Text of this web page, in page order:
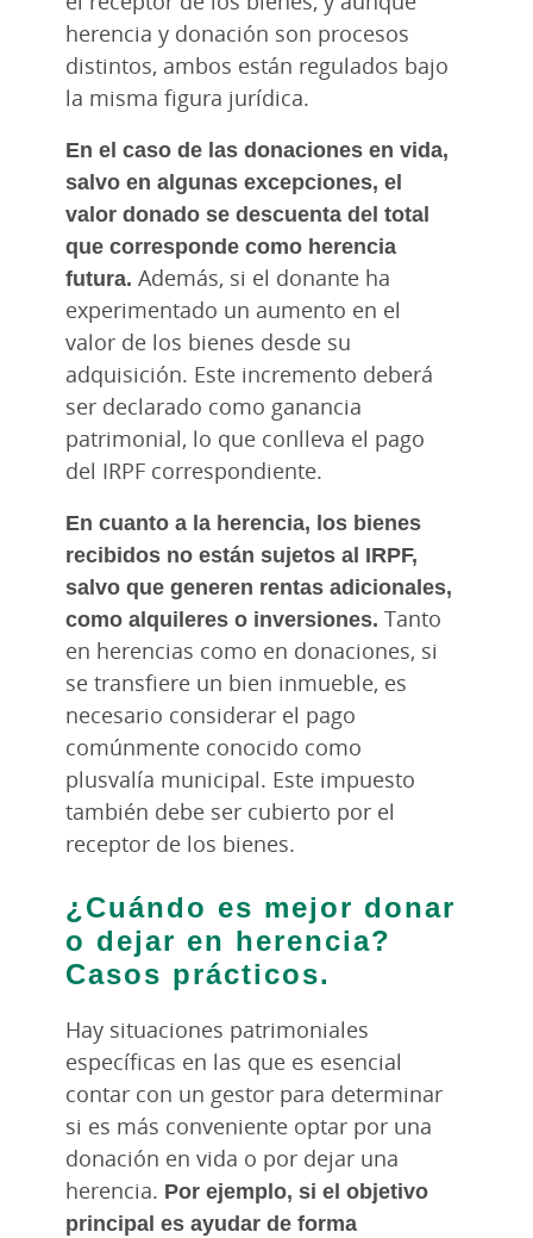
herencia y donación son procesos
distintos, ambos están regulados bajo
la misma figura jurídica.
En el caso de las donaciones en vida,
salvo en algunas excepciones, el
valor donado se descuenta del total
que corresponde como herencia
futura. Además, si el donante ha
experimentado un aumento en el
valor de los bienes desde su
adquisición. Este incremento deberá
ser declarado como ganancia
patrimonial, lo que conlleva el pago
del IRPF correspondiente.
En cuanto a la herencia, los bienes
recibidos no están sujetos al IRPF,
salvo que generen rentas adicionales,
como alquileres o inversiones. Tanto
en herencias como en donaciones, si
se transfiere un bien inmueble, es
necesario considerar el pago
comúnmente conocido como
plusvalía municipal. Este impuesto
también debe ser cubierto por el
receptor de los bienes.
¿Cuándo es mejor donar
o dejar en herencia?
Casos prácticos.
Hay situaciones patrimoniales
específicas en las que es esencial
contar con un gestor para determinar
si es más conveniente optar por una
donación en vida o por dejar una
herencia. Por ejemplo, si el objetivo
principal es ayudar de forma